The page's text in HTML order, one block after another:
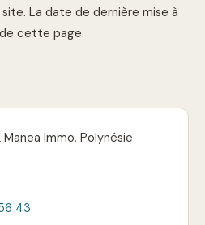
La date de dernière mise à
cette page.
Manea Immo, Polynésie
43